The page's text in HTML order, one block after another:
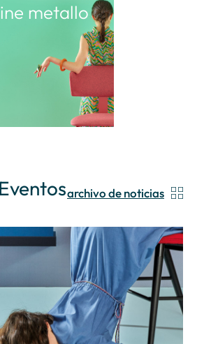
metallo
archivo de noticias